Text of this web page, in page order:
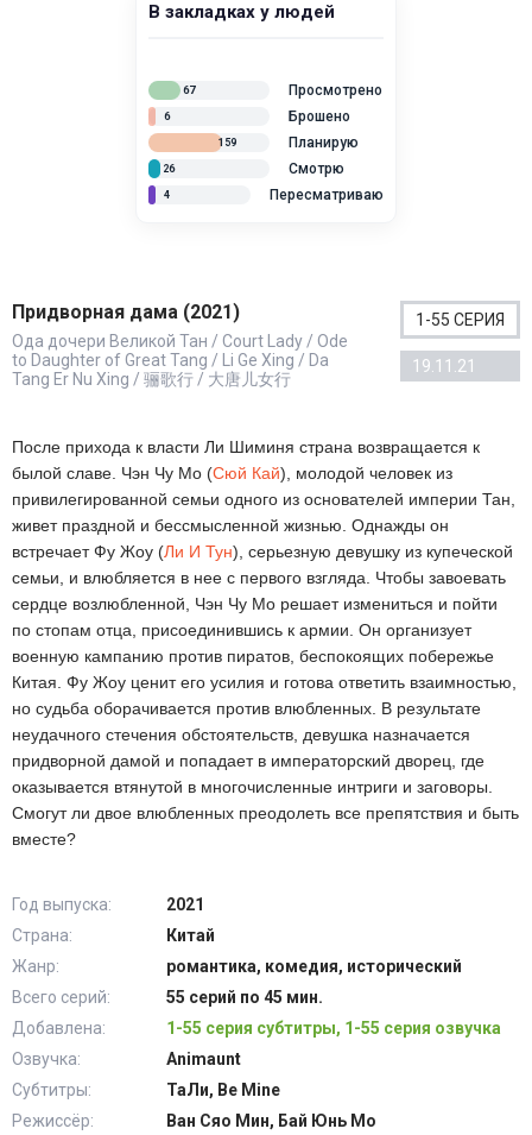
В закладках у людей
Просмотрено
67
Брошено
6
Планирую
159
Смотрю
26
Пересматриваю
4
Придворная дама (2021)
Ода дочери Великой Тан / Court Lady / Ode
to Daughter of Great Tang / Li Ge Xing / Da
Tang Er Nu Xing / 骊歌行 / 大唐儿女行
1-55 СЕРИЯ
19.11.21
После прихода к власти Ли Шиминя страна возвращается к
былой славе. Чэн Чу Мо (Сюй Кай), молодой человек из
привилегированной семьи одного из основателей империи Тан,
живет праздной и бессмысленной жизнью. Однажды он
встречает Фу Жоу (Ли И Тун), серьезную девушку из купеческой
семьи, и влюбляется в нее с первого взгляда. Чтобы завоевать
сердце возлюбленной, Чэн Чу Мо решает измениться и пойти
по стопам отца, присоединившись к армии. Он организует
военную кампанию против пиратов, беспокоящих побережье
Китая. Фу Жоу ценит его усилия и готова ответить взаимностью,
но судьба оборачивается против влюбленных. В результате
неудачного стечения обстоятельств, девушка назначается
придворной дамой и попадает в императорский дворец, где
оказывается втянутой в многочисленные интриги и заговоры.
Смогут ли двое влюбленных преодолеть все препятствия и быть
вместе?
Год выпуска:
2021
Страна:
Китай
Жанр:
романтика, комедия, исторический
Всего серий:
55 серий по 45 мин.
Добавлена:
1-55 серия субтитры, 1-55 серия озвучка
Озвучка:
Animaunt
Субтитры:
ТаЛи, Be Mine
Режиссёр:
Ван Сяо Мин, Бай Юнь Мо